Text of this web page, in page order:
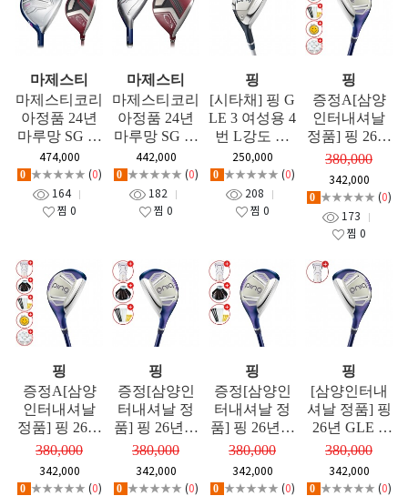
마제스티
마제스티코리
아정품 24년
마루망 SG 여
성용 우드 +
오리엔트골프
정품 야마하 2
2년 씨즈 여성
474,000
0 ★★★★★ (0)
164
찜 0
마제스티
마제스티코리
아정품 24년
마루망 SG 여
성용 유틸 +
오리엔트골프
정품 야마하 2
2년 씨즈 여성
442,000
0 ★★★★★ (0)
182
찜 0
핑
[시타채] 핑 G
LE 3 여성용 4
번 L강도 유
틸리티 GF
250,000
0 ★★★★★ (0)
208
찜 0
핑
증정A[삼양
인터내셔날
정품] 핑 26년
GLE 4 여성용
유틸리티 좌
타 GF
380,000
342,000
0 ★★★★★ (0)
173
찜 0
핑
증정A[삼양
인터내셔날
정품] 핑 26년
GLE 4 여성용
유틸리티 GF
380,000
342,000
0 ★★★★★ (0)
핑
증정[삼양인
터내셔날 정
품] 핑 26년 G
LE 4 여성용
유틸리티 좌
타 GF
380,000
342,000
0 ★★★★★ (0)
핑
증정[삼양인
터내셔날 정
품] 핑 26년 G
LE 4 여성용
유틸리티 GF
380,000
342,000
0 ★★★★★ (0)
핑
[삼양인터내
셔날 정품] 핑
26년 GLE 4
여성용 유틸
리티 좌타 GF
380,000
342,000
0 ★★★★★ (0)